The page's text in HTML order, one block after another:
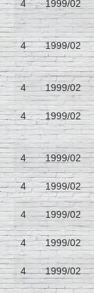
4 1999/02
4 1999/02
4 1999/02
4 1999/02
4 1999/02
4 1999/02
4 1999/02
4 1999/02
4 1999/02